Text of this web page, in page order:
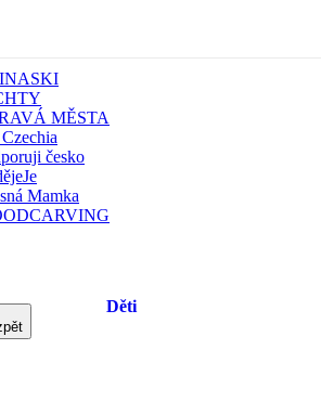
MĚSTA
česko
Mamka
Děti